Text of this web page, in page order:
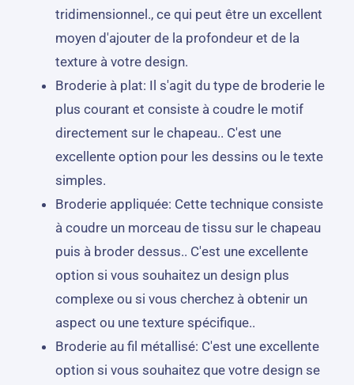
tridimensionnel., ce qui peut être un excellent
moyen d'ajouter de la profondeur et de la
texture à votre design.
Broderie à plat: Il s'agit du type de broderie le
plus courant et consiste à coudre le motif
directement sur le chapeau.. C'est une
excellente option pour les dessins ou le texte
simples.
Broderie appliquée: Cette technique consiste
à coudre un morceau de tissu sur le chapeau
puis à broder dessus.. C'est une excellente
option si vous souhaitez un design plus
complexe ou si vous cherchez à obtenir un
aspect ou une texture spécifique..
Broderie au fil métallisé: C'est une excellente
option si vous souhaitez que votre design se